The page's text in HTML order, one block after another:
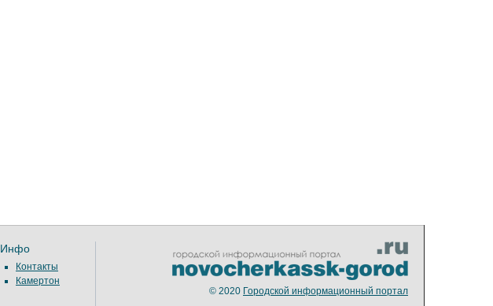
Инфо
Контакты
Камертон
© 2020 Городской информационный портал